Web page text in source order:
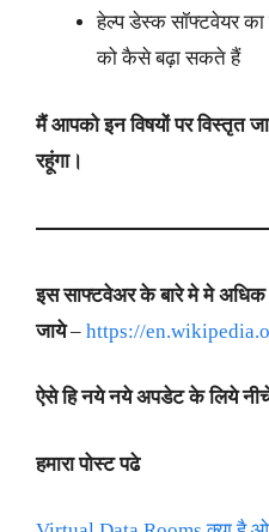
हेल्प डेस्क सॉफ्टवेयर
को कैसे बढ़ा सकते हैं
मैं आपको इन विषयों पर विस्तृत
रहूंगा।
इस साफ्टवेअर के बारे मे मे
जाये– https://
ऐसे हि नये नये अपडेट के लिये
हमारा पोस्ट पढे